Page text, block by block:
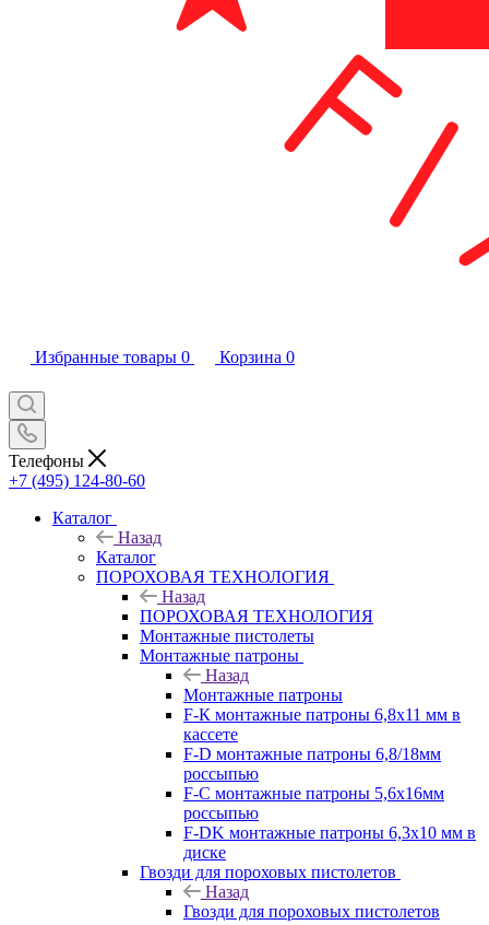
Избранные товары 0 Корзина 0
Телефоны
+7 (495) 124-80-60
Каталог
Назад
Каталог
ПОРОХОВАЯ ТЕХНОЛОГИЯ
Назад
ПОРОХОВАЯ ТЕХНОЛОГИЯ
Монтажные пистолеты
Монтажные патроны
Назад
Монтажные патроны
F-К монтажные патроны 6,8х11 мм в
кассете
F-D монтажные патроны 6,8/18мм
россыпью
F-C монтажные патроны 5,6х16мм
россыпью
F-DK монтажные патроны 6,3х10 мм в
диске
Гвозди для пороховых пистолетов
Назад
Гвозди для пороховых пистолетов